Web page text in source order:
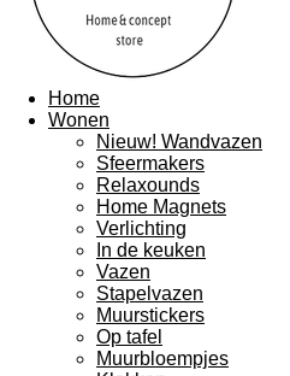
Home
Wonen
Nieuw! Wandvazen
Sfeermakers
Relaxounds
Home Magnets
Verlichting
In de keuken
Vazen
Stapelvazen
Muurstickers
Op tafel
Muurbloempjes